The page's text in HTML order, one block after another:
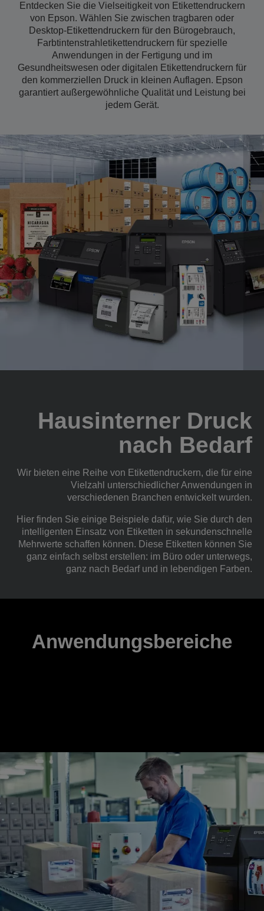
Entdecken Sie die Vielseitigkeit von Etikettendruckern
von Epson. Wählen Sie zwischen tragbaren oder
Desktop-Etikettendruckern für den Bürogebrauch,
Farbtintenstrahletikettendruckern für spezielle
Anwendungen in der Fertigung und im
Gesundheitswesen oder digitalen Etikettendruckern für
den kommerziellen Druck in kleinen Auflagen. Epson
garantiert außergewöhnliche Qualität und Leistung bei
jedem Gerät.
Hausinterner Druck
nach Bedarf
Wir bieten eine Reihe von Etikettendruckern, die für eine
Vielzahl unterschiedlicher Anwendungen in
verschiedenen Branchen entwickelt wurden.
Hier finden Sie einige Beispiele dafür, wie Sie durch den
intelligenten Einsatz von Etiketten in sekundenschnelle
Mehrwerte schaffen können. Diese Etiketten können Sie
ganz einfach selbst erstellen: im Büro oder unterwegs,
ganz nach Bedarf und in lebendigen Farben.
Anwendungsbereiche